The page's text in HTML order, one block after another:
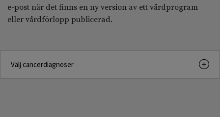
e-post när det finns en ny version av ett vårdprogram
eller vårdförlopp publicerad.
Välj cancerdiagnoser